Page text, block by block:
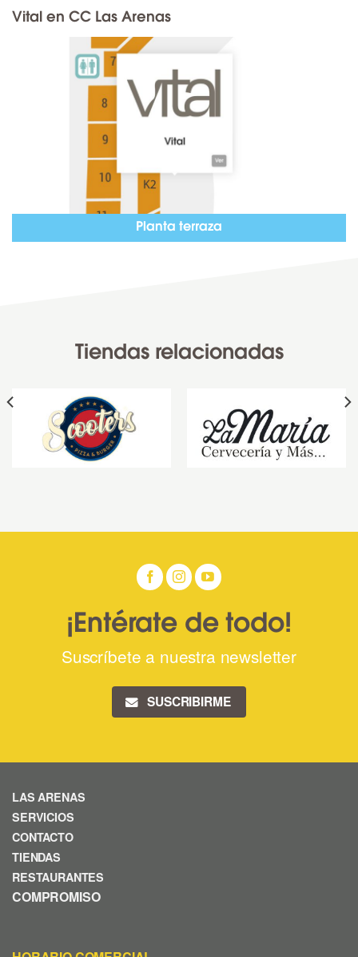
Vital en CC Las Arenas
Planta terraza
Tiendas relacionadas
¡Entérate de todo!
Suscríbete a nuestra newsletter
SUSCRIBIRME
LAS ARENAS
SERVICIOS
CONTACTO
TIENDAS
RESTAURANTES
COMPROMISO